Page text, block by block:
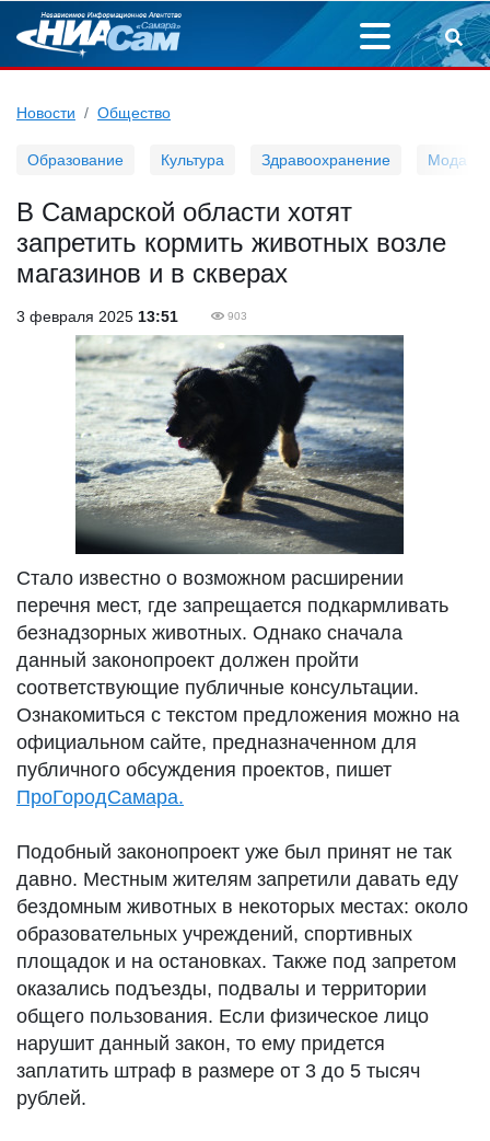
Новости Общество
Образование Культура Здравоохранение Мода
В Самарской области хотят
запретить кормить животных возле
магазинов и в скверах
3 февраля 2025 13:51 903
Стало известно о возможном расширении
перечня мест, где запрещается подкармливать
безнадзорных животных. Однако сначала
данный законопроект должен пройти
соответствующие публичные консультации.
Ознакомиться с текстом предложения можно на
официальном сайте, предназначенном для
публичного обсуждения проектов, пишет
ПроГородСамара.
Подобный законопроект уже был принят не так
давно. Местным жителям запретили давать еду
бездомным животных в некоторых местах: около
образовательных учреждений, спортивных
площадок и на остановках. Также под запретом
оказались подъезды, подвалы и территории
общего пользования. Если физическое лицо
нарушит данный закон, то ему придется
заплатить штраф в размере от 3 до 5 тысяч
рублей.